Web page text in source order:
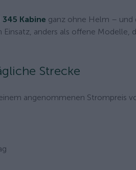
345 Kabine ganz ohne Helm – und
anders als offene Modelle,
Strecke
angenommenen Strompreis